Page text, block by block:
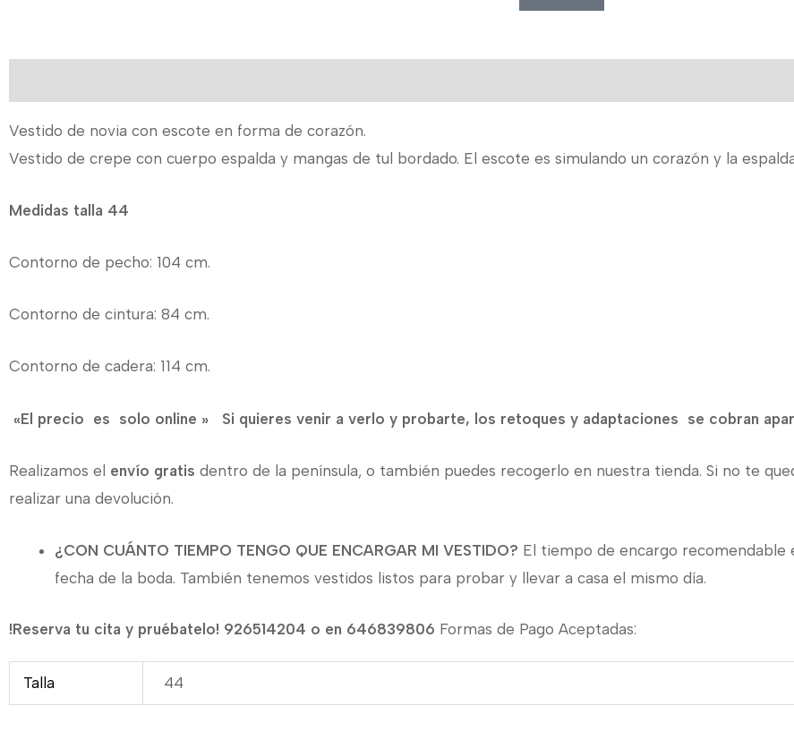
Vestido de novia con escote en forma de corazón.
Vestido de crepe con cuerpo espalda y mangas de tul bordado. El escote es simulando un corazón y la
Medidas talla 44
Contorno de pecho: 104 cm.
Contorno de cintura: 84 cm.
Contorno de cadera: 114 cm.
«El precio es solo online » Si quieres venir a verlo y probarte, los retoques y adaptaciones se cobran
Realizamos el envío gratis dentro de la península, o también puedes recogerlo en nuestra tienda. Si no te
realizar una devolución.
¿CON CUÁNTO TIEMPO TENGO QUE ENCARGAR MI VESTIDO? El tiempo de encargo recomendable
fecha de la boda. También tenemos vestidos listos para probar y llevar a casa el mismo día.
!Reserva tu cita y pruébatelo! 926514204 o en 646839806 Formas de Pago Aceptadas:
Talla 44